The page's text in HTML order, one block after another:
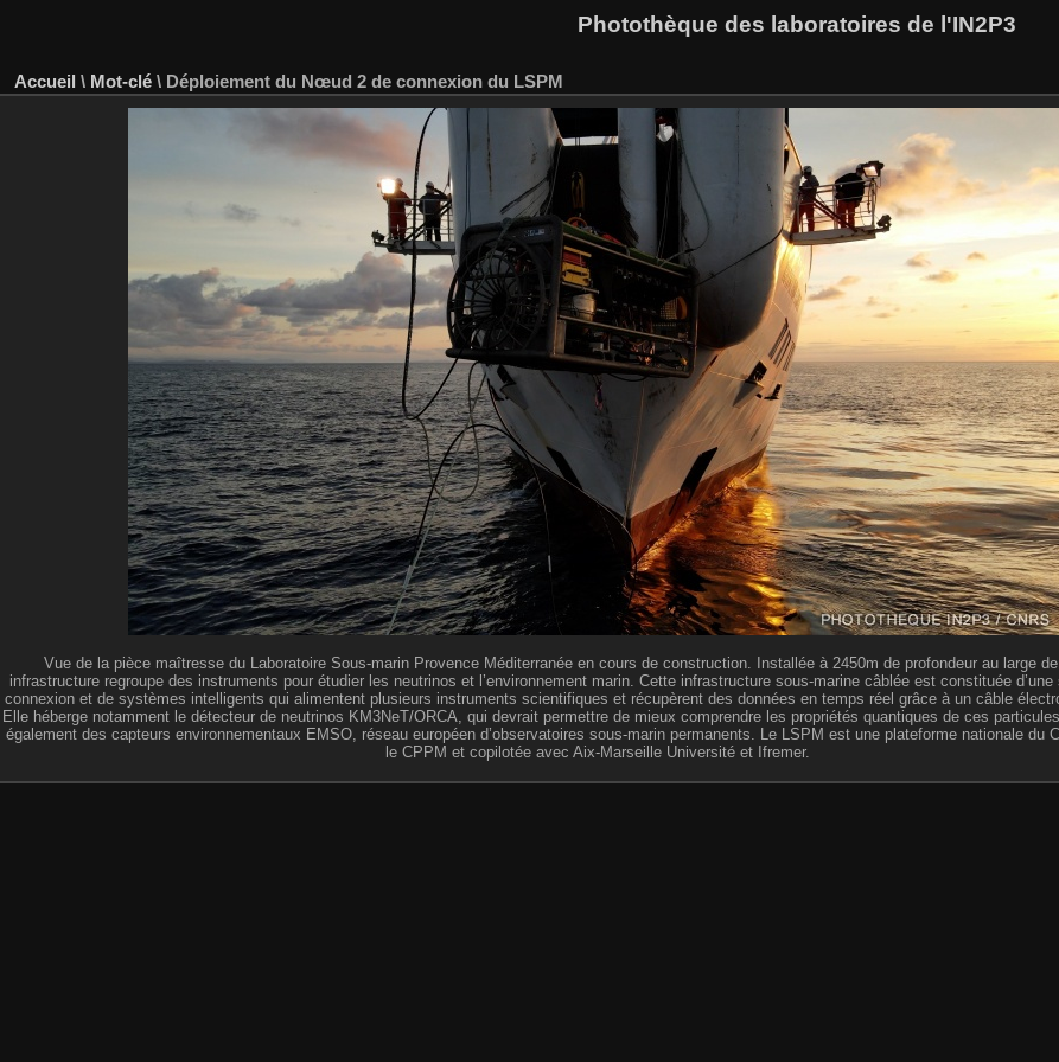
Photothèque des laboratoires de l'IN2P3
Accueil \ Mot-clé \ Déploiement du Nœud 2 de connexion du LSPM
Vue de la pièce maîtresse du Laboratoire Sous-marin Provence Méditerranée en cours de construction. Installée à 2450m de profondeur au large
infrastructure regroupe des instruments pour étudier les neutrinos et l’environnement marin. Cette infrastructure sous-marine câblée est constituée
connexion et de systèmes intelligents qui alimentent plusieurs instruments scientifiques et récupèrent des données en temps réel grâce à un câble
Elle héberge notamment le détecteur de neutrinos KM3NeT/ORCA, qui devrait permettre de mieux comprendre les propriétés quantiques de ces
également des capteurs environnementaux EMSO, réseau européen d’observatoires sous-marin permanents. Le LSPM est une plateforme nationale du
le CPPM et copilotée avec Aix-Marseille Université et Ifremer.